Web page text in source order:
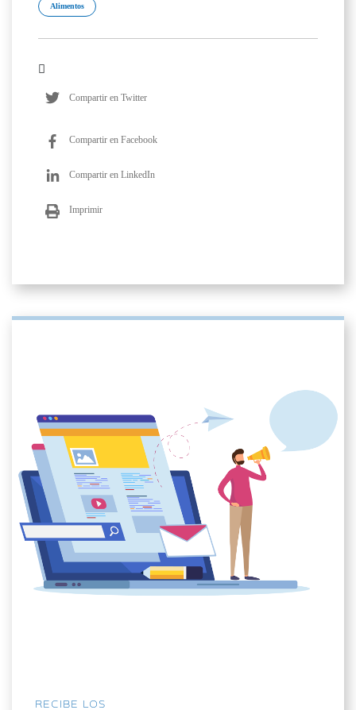
Alimentos
Compartir en Twitter
Compartir en Facebook
Compartir en LinkedIn
Imprimir
RECIBE LOS